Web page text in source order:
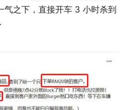
气之下，直接开车 3 小时杀到